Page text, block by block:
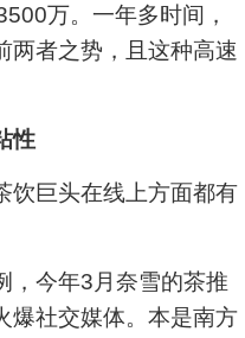
万。一年多时间，
两者之势，且这种高速
性
巨头在线上方面都有
今年3月奈雪的茶推
爆社交媒体。本是南方